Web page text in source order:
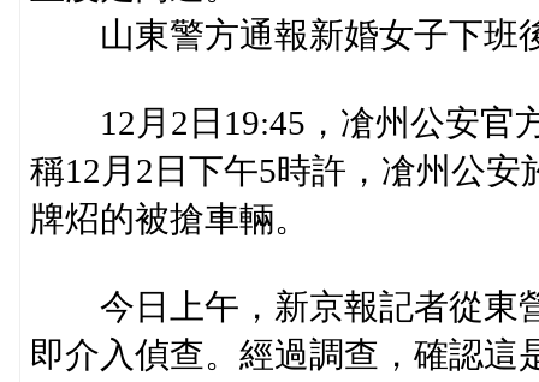
山東警方通報新婚女子下班
12月2日19:45，凔州公安官
稱12月2日下午5時許，凔州公
牌炤的被搶車輛。
今日上午，新京報記者從東
即介入偵查。經過調查，確認這